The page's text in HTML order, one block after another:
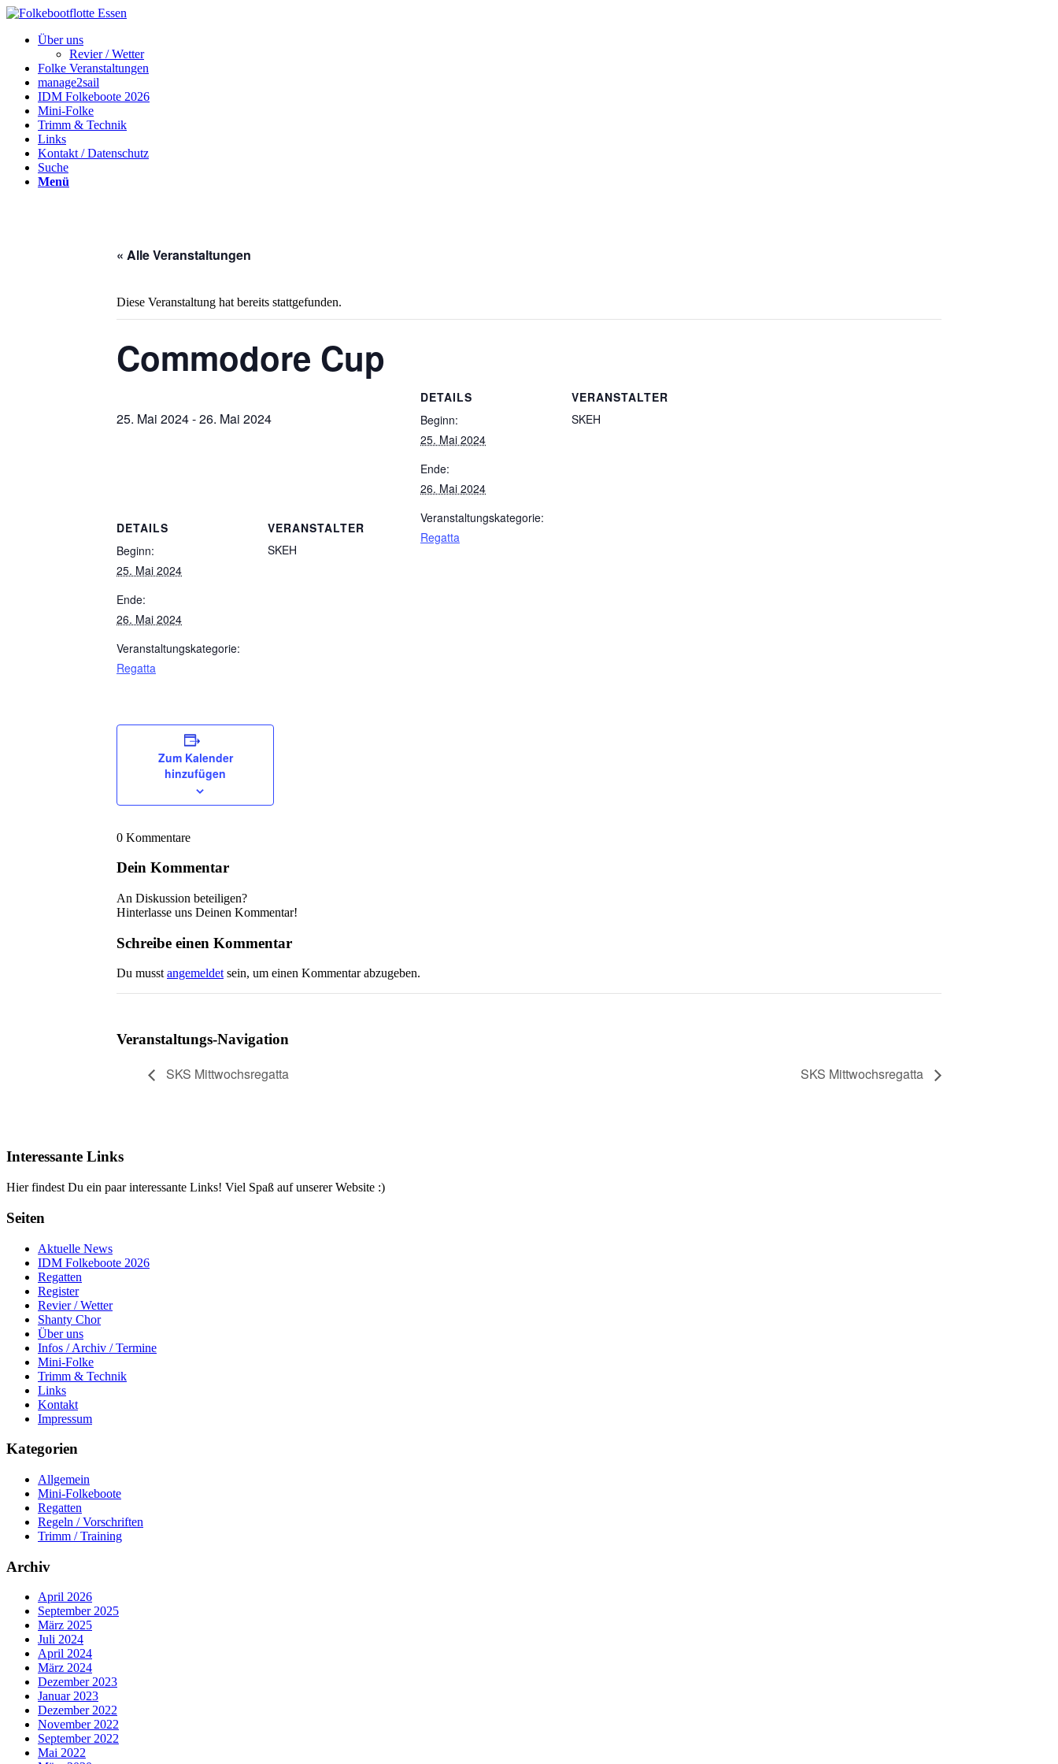
Über uns
Revier / Wetter
Folke Veranstaltungen
manage2sail
IDM Folkeboote 2026
Mini-Folke
Trimm & Technik
Links
Kontakt / Datenschutz
Suche
Menü
« Alle Veranstaltungen
Diese Veranstaltung hat bereits stattgefunden.
Commodore Cup
25. Mai 2024-26. Mai 2024
DETAILS
Beginn:
25. Mai 2024
Ende:
26. Mai 2024
Veranstaltungskategorie:
Regatta
VERANSTALTER
SKEH
Zum Kalender
hinzufügen
0 Kommentare
Dein Kommentar
An Diskussion beteiligen?
Hinterlasse uns Deinen Kommentar!
Schreibe einen Kommentar
Du musstangemeldetsein, um einen Kommentar abzugeben.
DETAILS
Beginn:
25. Mai 2024
Ende:
26. Mai 2024
Veranstaltungskategorie:
Regatta
VERANSTALTER
SKEH
Veranstaltungs-Navigation
SKS Mittwochsregatta SKS Mittwochsregatta
Interessante Links
Hier findest Du ein paar interessante Links! Viel Spaß auf unserer Website :)
Seiten
Aktuelle News
IDM Folkeboote 2026
Regatten
Register
Revier / Wetter
Shanty Chor
Über uns
Infos / Archiv / Termine
Mini-Folke
Trimm & Technik
Links
Kontakt
Impressum
Kategorien
Allgemein
Mini-Folkeboote
Regatten
Regeln / Vorschriften
Trimm / Training
Archiv
April 2026
September 2025
März 2025
Juli 2024
April 2024
März 2024
Dezember 2023
Januar 2023
Dezember 2022
November 2022
September 2022
Mai 2022